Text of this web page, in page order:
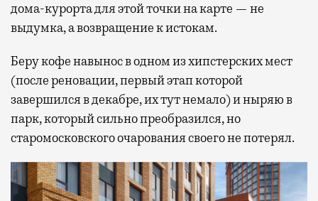
дома-курорта для этой точки на карте — не
выдумка, а возвращение к истокам.
Беру кофе навынос в одном из хипстерских мест
(после реновации, первый этап которой
завершился в декабре, их тут немало) и ныряю в
парк, который сильно преобразился, но
старомосковского очарования своего не потерял.